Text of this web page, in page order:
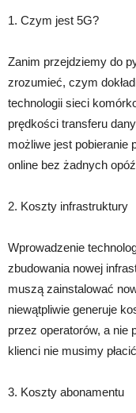
1. Czym jest 5G?
Zanim przejdziemy do
zrozumieć, czym
technologii sieci
prędkości transferu
możliwe jest pobieranie
online bez żadnych
2. Koszty infrastruktury
Wprowadzenie
zbudowania nowej
muszą zainstalować
niewątpliwie generuje
przez operatorów, a nie
klienci nie musimy
3. Koszty abonamentu